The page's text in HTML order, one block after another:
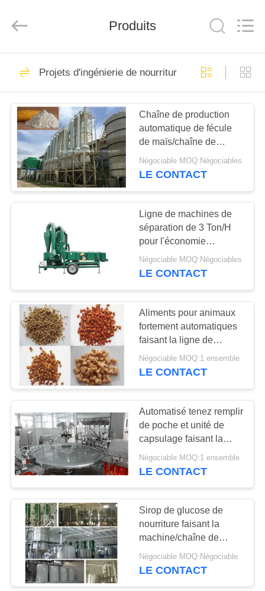
MAISON
DES
PRODUITS
PROPOS
DE
VISITE
L'USINE
CONTRÔLE
DE
QUALITÉ
NOUS
CONTACTER
BLOG
DEMANDER
UN DEVIS
PLAN
CO.,
Reserved.
Chaîne de
production d'OSB
production de
panneau de
particules
22
chaîne de
production de forces
de défense
principale
36
Projets de papier
d'ingénierie
21
Produits
Projets d'ingénierie de nourriture
Chaîne de production
automatique de fécule
de maïs/chaîne de
fabrication broyage par
voie humide de maïs
Négociable MOQ:Négociables
LE CONTACT
Ligne de machines de
séparation de 3 Ton/H
pour l'économie
d'énergie de graine de
raisin
Négociable MOQ:Négociables
LE CONTACT
Aliments pour animaux
fortement automatiques
faisant la ligne de
production alimentaire
de machine/animal
Négociable MOQ:1 ensemble
LE CONTACT
Automatisé tenez remplir
de poche et unité de
capsulage faisant la
machine/chaîne de
production
Négociable MOQ:1 ensemble
LE CONTACT
Sirop de glucose de
nourriture faisant la
machine/chaîne de
production/projet
Négociable MOQ:Négociable
LE CONTACT